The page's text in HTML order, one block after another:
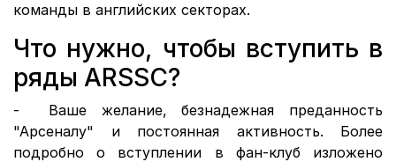
команды в английских секторах.
Что нужно, чтобы вступить в
ряды ARSSC?
- Ваше желание, безнадежная преданность
"Арсеналу" и постоянная активность. Более
подробно о вступлении в фан-клуб изложено